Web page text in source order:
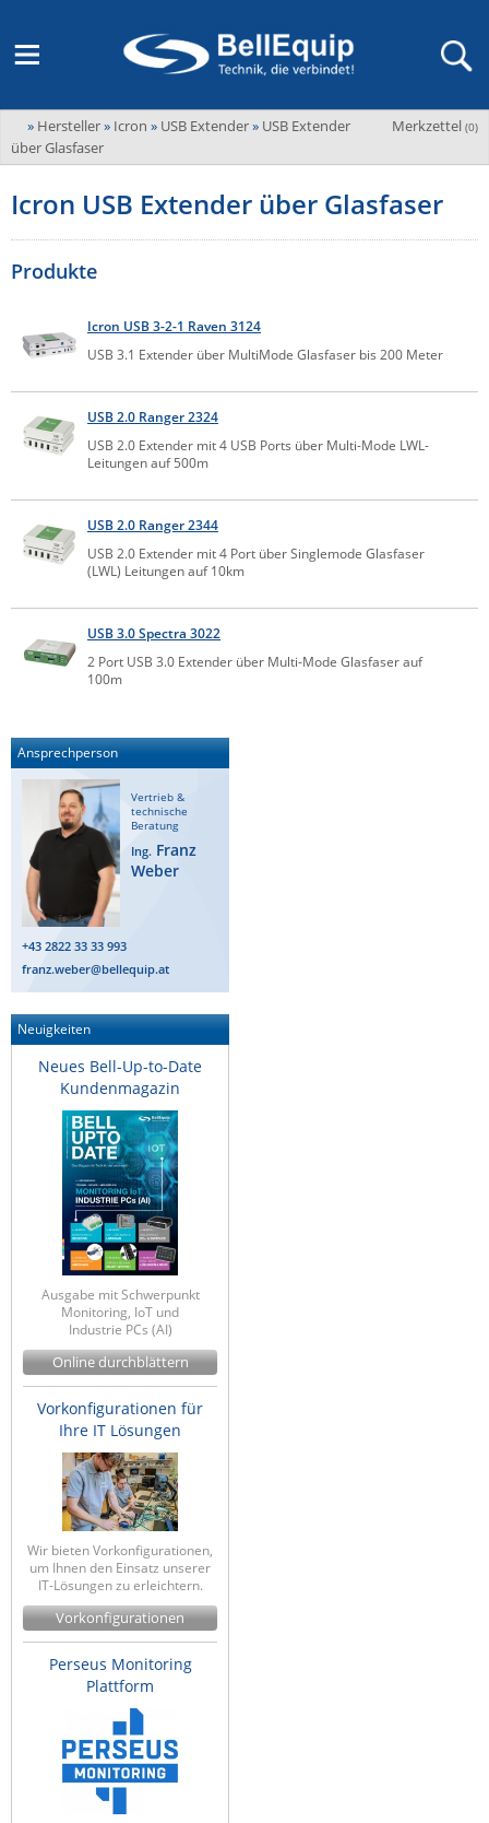
M2M Router, Antennen, VPN & SIM
SD-WAN & Bonding
KVM & Audio/Video Signalverteilung
Kabel und Verkabelung
Digital Signage
USV, Energieverteilung & -messung
USV / UPS
Energiemessung
Industrielle Stromversorgung
Energieverteilung
IP, WLAN & GSM Sensorik
IoT - Internet of Things
IPC, Industrielle Netzwerktechnik & WLAN
Industrielle Netzwerktechnik / Kommunikation
Industrielle Computer
Wi-Fi - WLAN - Wireless
Serverräume
RMA / Rücksendung / Support
Adder
ADEL system
Advantech
Advantech-Conel
AKCP / AKCess Pro
Aten
Black Box
Bondix
Comet System
CompleTech
Contemporary Controls
Eaton
Fokus Technologies
Gefen
Gude
Guntermann & Drunck
High Sec Labs
Icron
Ihse
Kerlink
Kramer Electronics
KVM TEC
Legrand
LigoWave
Milesight
Moxa
Netio
Panorama Antennas
PatchSee
Power Kingdom
Poynting
Raritan
Riello UPS
Server Technology
Siretta
SIRIO Antenne
Sunbird
Tactical Software
TEKTELIC
Teltonika
Unwired Networks
Übersicht
Wissen
Neue Produkte
Veranstaltungen
Aktueller Newsletter
LAGERABVERKAUF Stromverteilung und -messung
Unternehmen
Ansprechpersonen
Veranstaltungen
Jobs & Karriere
Merkzettel (0)
» Hersteller» Icron » USB Extender» USB Extender
über Glasfaser
Icron USB Extender über Glasfaser
Produkte
Icron USB 3-2-1 Raven 3124
USB 3.1 Extender über MultiMode Glasfaser bis 200 Meter
USB 2.0 Ranger 2324
USB 2.0 Extender mit 4 USB Ports über Multi-Mode LWL-
Leitungen auf 500m
USB 2.0 Ranger 2344
USB 2.0 Extender mit 4 Port über Singlemode Glasfaser
(LWL) Leitungen auf 10km
USB 3.0 Spectra 3022
2 Port USB 3.0 Extender über Multi-Mode Glasfaser auf
100m
Ansprechperson
Vertrieb &
technische
Beratung
Ing. Franz
Weber
+43 2822 33 33 993
franz.weber@bellequip.at
Neuigkeiten
Neues Bell-Up-to-Date
Kundenmagazin
Ausgabe mit Schwerpunkt
Monitoring, IoT und
Industrie PCs (AI)
Online durchblättern
Vorkonfigurationen für
Ihre IT Lösungen
Wir bieten Vorkonfigurationen,
um Ihnen den Einsatz unserer
IT-Lösungen zu erleichtern.
Vorkonfigurationen
Perseus Monitoring
Plattform